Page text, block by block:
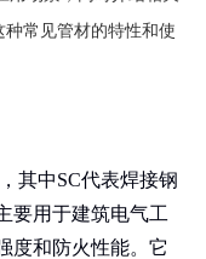
常见管材的特性和使
其中SC代表焊接钢
要用于建筑电气工
度和防火性能。它